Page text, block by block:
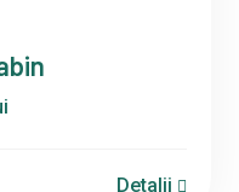
Detalii